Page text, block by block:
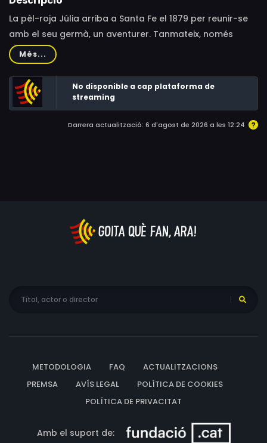
Adams, William Boyett, Robert Cabal, Robert Foulk,
Creighton Hale, Victor Millan, Richard Reeves, George D.
Wallace, John Stephenson, Ralph Moody, Belle Mitchell,
Lillian Molieri, Joseph Hamilton, Howard Hoffman, Art
Felix, Al Haskell, Rudy Bowman, Al Ferguson, Suzanne
Ridgway, Stafford Repp
La pèl-roja Júlia arriba a Santa Fe el 1879 per reunir-se
amb el seu germà, un aventurer. Tanmateix, només
arribar, la filla del cacic del poble li adverteix que
aquest no la vol a Santa Fe.
Més...
No disponible a cap plataforma de
streaming
Darrera actualització: 6 d'agost de 2026 a les 12:24
METODOLOGIA FAQ
ACTUALITZACIONS
PREMSA
AVÍS LEGAL
POLÍTICA DE COOKIES
POLÍTICA DE PRIVACITAT
Amb el suport de: